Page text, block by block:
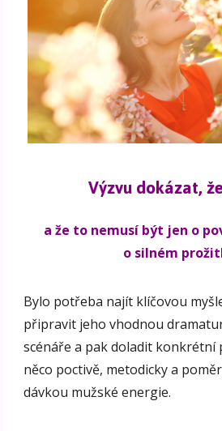
Výzvu dokázat,
a že to nemusí být jen o
o silném
Bylo potřeba najít klíčovou
připravit jeho vhodnou
scénáře a pak doladit konkrétní
něco poctivě, metodicky a
dávkou mužské energie.